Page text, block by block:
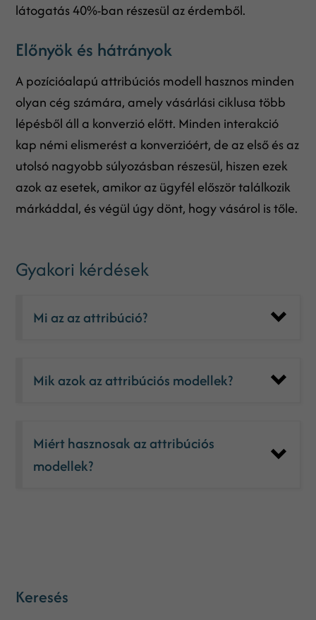
látogatás 40%-ban részesül az érdemből.
Előnyök és hátrányok
A pozícióalapú attribúciós modell hasznos minden
olyan cég számára, amely vásárlási ciklusa több
lépésből áll a konverzió előtt. Minden interakció
kap némi elismerést a konverzióért, de az első és az
utolsó nagyobb súlyozásban részesül, hiszen ezek
azok az esetek, amikor az ügyfél először találkozik
márkáddal, és végül úgy dönt, hogy vásárol is tőle.
Gyakori kérdések
Mi az az attribúció?
Mik azok az attribúciós modellek?
Miért hasznosak az attribúciós
modellek?
Keresés